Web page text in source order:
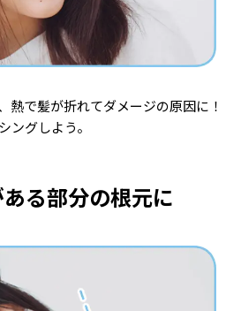
熱で髪が折れてダメージの原因に
グしよう。
る部分の根元に